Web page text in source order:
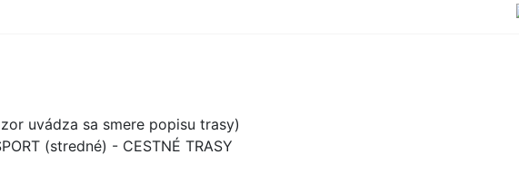
uvádza sa smere popisu trasy)
(stredné) - CESTNÉ TRASY